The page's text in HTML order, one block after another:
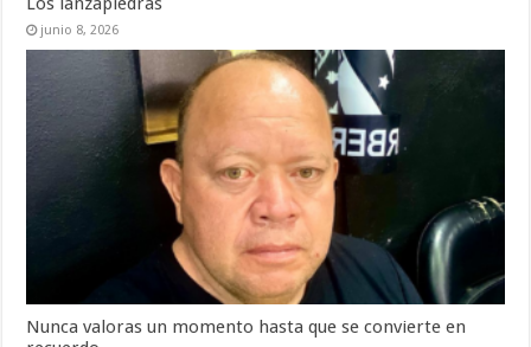
junio 8, 2026
Nunca valoras un momento hasta que se convierte en